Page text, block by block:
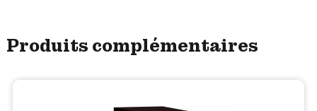
Produits complémentaires